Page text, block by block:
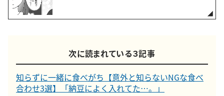
次に読まれている３記事
知らずに一緒に食べがち【意外と知らないNGな食べ
合わせ3選】「納豆によく入れてた…。」